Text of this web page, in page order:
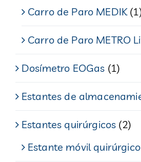
Carro de Paro MEDIK
Carro de Paro METRO
Dosímetro EOGas (1)
Estantes de
Estantes quirúrgicos (2)
Estante móvil quirúrgico